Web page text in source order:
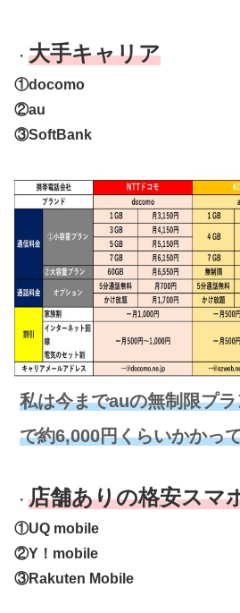
・ 大手キャリア
①docomo
②au
③SoftBank
私は今までauの無制限プ
で約6,000円くらいかかっ
・ 店舗ありの格安スマ
①UQ mobile
②Y！mobile
③Rakuten Mobile